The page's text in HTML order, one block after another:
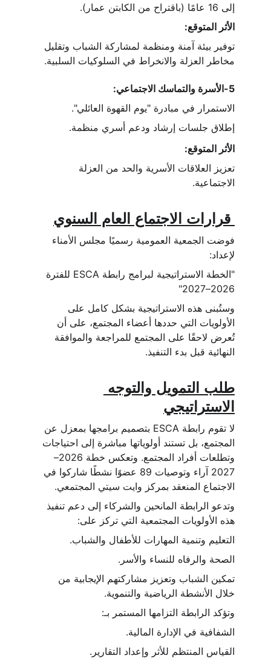
إلى 16 عامًا (باقتراح من الكابتن عمار).
الأثر المتوقع:
توفير بيئة آمنة ومنظمة لمشاركة الشباب وتقليل
مخاطر العزلة والانخراط في السلوكيات السلبية.
5-الأسرة والتماسك الاجتماعي:
الاستمرار في مبادرة "يوم القهوة العائلي".
إطلاق جلسات إرشاد ودعم أسري منظمة.
الأثر المتوقع:
تعزيز العلاقات الأسرية والحد من العزلة
الاجتماعية.
قرارات الاجتماع العام السنوي
فوضت الجمعية العمومية رسميًا مجلس الأمناء
لإعداد:
"الخطة الاستراتيجية لبرامج رابطة ESCA للفترة
2026–2027"
وستُبنى هذه الاستراتيجية بشكل كامل على
الأولويات التي حددها أعضاء المجتمع، على أن
تُعرض لاحقًا على المجتمع للمراجعة والموافقة
النهائية قبل بدء التنفيذ.
طلب التمويل والتوجه
الاستراتيجي
لا تقوم رابطة ESCA بتصميم برامجها بمعزل عن
المجتمع، بل تستند أولوياتها مباشرة إلى احتياجات
وتطلعات أفراد المجتمع. وتعكس خطة 2026–
2027 آراء وتوصيات 89 عضوًا نشطًا شاركوا في
الاجتماع المنعقد بمركز وايت سيتي المجتمعي.
وتدعو الرابطة المانحين والشركاء إلى دعم تنفيذ
هذه الأولويات المجتمعية التي تركز على:
التعليم وتنمية المهارات للأطفال والشباب.
الصحة والرفاه للنساء والأسر.
تمكين الشباب وتعزيز مشاركتهم الإيجابية من
خلال الأنشطة الرياضية والتنموية.
وتؤكد الرابطة التزامها المستمر بـ:
الشفافية في الإدارة المالية.
القياس المنتظم للأثر وإعداد التقارير.